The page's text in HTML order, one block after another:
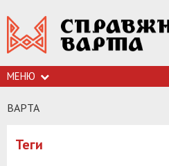
МЕНЮ
ВАРТА
Теги